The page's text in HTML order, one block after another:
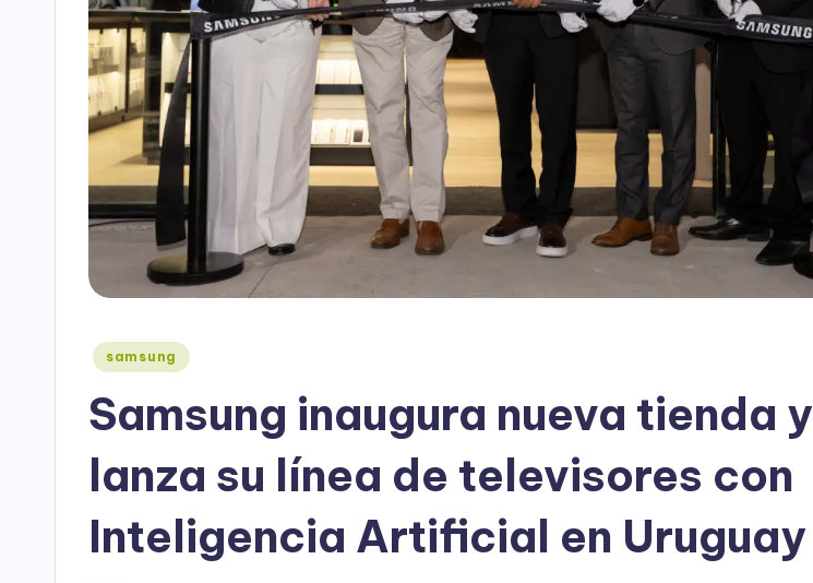
Publicado
samsung
Samsung inaugura nueva tienda y
lanza su línea de televisores con
Inteligencia Artificial en Uruguay